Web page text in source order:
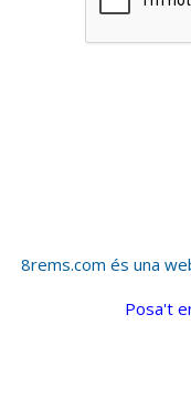
8rems.com és una
Posa't